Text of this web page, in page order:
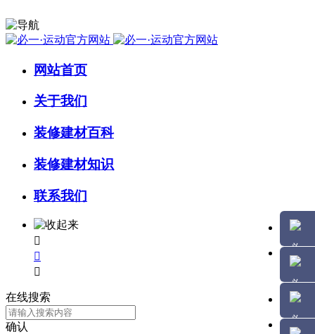
网站首页
关于我们
装修建材百科
装修建材知识
联系我们



在线搜索
确认